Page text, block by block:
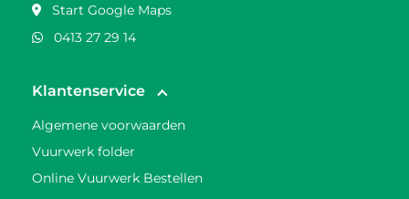
Start Google Maps
0413 27 29 14
Klantenservice
Algemene voorwaarden
Vuurwerk folder
Online Vuurwerk Bestellen